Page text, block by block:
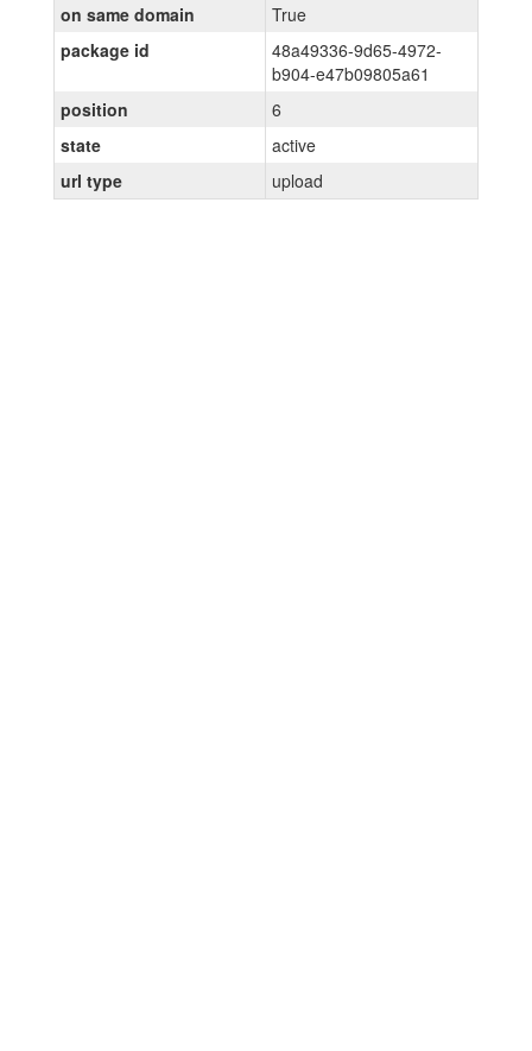
on same domain
True
package id
48a49336-9d65-4972-
b904-e47b09805a61
position
6
state
active
url type
upload